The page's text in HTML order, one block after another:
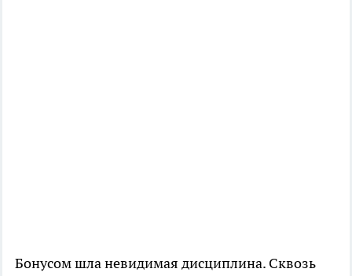
Бонусом шла невидимая дисциплина. Сквозь